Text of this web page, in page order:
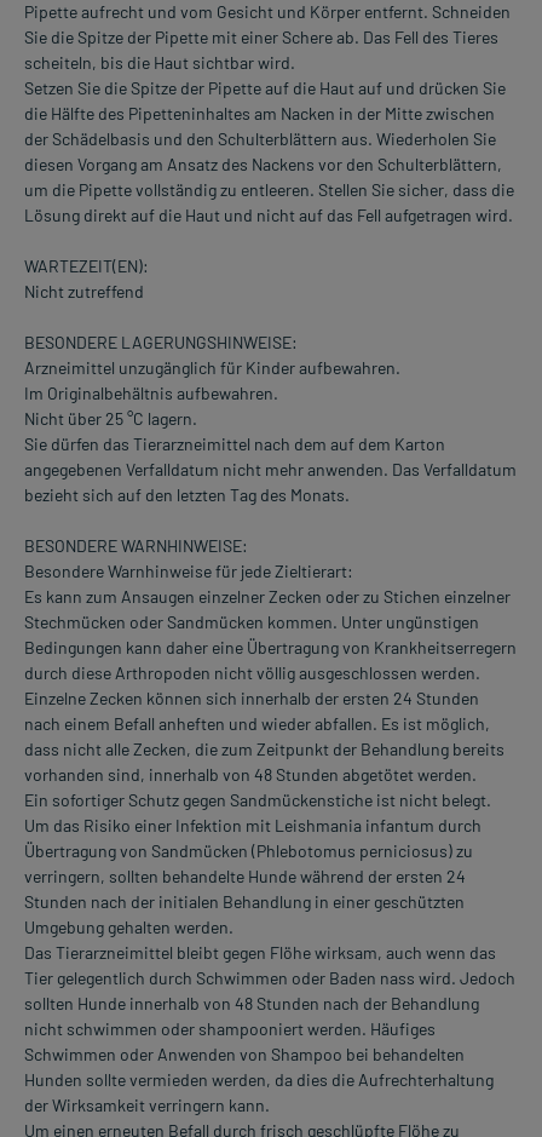
Pipette aufrecht und vom Gesicht und Körper entfernt. Schneiden
Sie die Spitze der Pipette mit einer Schere ab. Das Fell des Tieres
scheiteln, bis die Haut sichtbar wird.
Setzen Sie die Spitze der Pipette auf die Haut auf und drücken Sie
die Hälfte des Pipetteninhaltes am Nacken in der Mitte zwischen
der Schädelbasis und den Schulterblättern aus. Wiederholen Sie
diesen Vorgang am Ansatz des Nackens vor den Schulterblättern,
um die Pipette vollständig zu entleeren. Stellen Sie sicher, dass die
Lösung direkt auf die Haut und nicht auf das Fell aufgetragen wird.
WARTEZEIT(EN):
Nicht zutreffend
BESONDERE LAGERUNGSHINWEISE:
Arzneimittel unzugänglich für Kinder aufbewahren.
Im Originalbehältnis aufbewahren.
Nicht über 25 °C lagern.
Sie dürfen das Tierarzneimittel nach dem auf dem Karton
angegebenen Verfalldatum nicht mehr anwenden. Das Verfalldatum
bezieht sich auf den letzten Tag des Monats.
BESONDERE WARNHINWEISE:
Besondere Warnhinweise für jede Zieltierart:
Es kann zum Ansaugen einzelner Zecken oder zu Stichen einzelner
Stechmücken oder Sandmücken kommen. Unter ungünstigen
Bedingungen kann daher eine Übertragung von Krankheitserregern
durch diese Arthropoden nicht völlig ausgeschlossen werden.
Einzelne Zecken können sich innerhalb der ersten 24 Stunden
nach einem Befall anheften und wieder abfallen. Es ist möglich,
dass nicht alle Zecken, die zum Zeitpunkt der Behandlung bereits
vorhanden sind, innerhalb von 48 Stunden abgetötet werden.
Ein sofortiger Schutz gegen Sandmückenstiche ist nicht belegt.
Um das Risiko einer Infektion mit Leishmania infantum durch
Übertragung von Sandmücken (Phlebotomus perniciosus) zu
verringern, sollten behandelte Hunde während der ersten 24
Stunden nach der initialen Behandlung in einer geschützten
Umgebung gehalten werden.
Das Tierarzneimittel bleibt gegen Flöhe wirksam, auch wenn das
Tier gelegentlich durch Schwimmen oder Baden nass wird. Jedoch
sollten Hunde innerhalb von 48 Stunden nach der Behandlung
nicht schwimmen oder shampooniert werden. Häufiges
Schwimmen oder Anwenden von Shampoo bei behandelten
Hunden sollte vermieden werden, da dies die Aufrechterhaltung
der Wirksamkeit verringern kann.
Um einen erneuten Befall durch frisch geschlüpfte Flöhe zu